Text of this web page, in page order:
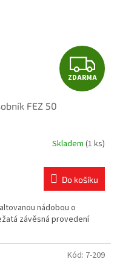
Z
D
R
M
A
ZDARMA
FEZ 50
Skladem (1 ks)
Do košíku
nádobou o
závěsná provedení
Kód: 7-209